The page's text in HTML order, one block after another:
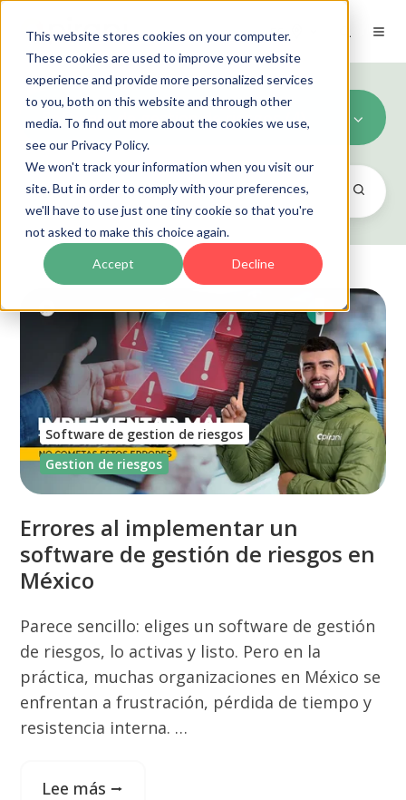
This website stores cookies on your computer.
These cookies are used to improve your website
experience and provide more personalized services
to you, both on this website and through other
media. To find out more about the cookies we use,
see our Privacy Policy.
We won't track your information when you visit our
site. But in order to comply with your preferences,
we'll have to use just one tiny cookie so that you're
not asked to make this choice again.
Accept Decline
ES
Software de gestion de riesgos (4)
Errores al implementar un
software de gestión de riesgos en
México
Parece sencillo: eliges un software de gestión
de riesgos, lo activas y listo. Pero en la
práctica, muchas organizaciones en México se
enfrentan a frustración, pérdida de tiempo y
resistencia interna. …
Lee más ⭢
Software de gestion de riesgos
Gestion de riesgos